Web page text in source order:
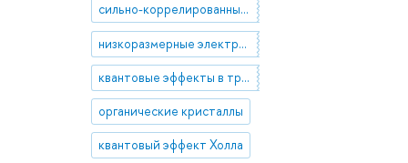
сильно-коррелированные электроны в полупроводниках и металлах
низкоразмерные электронные системы
квантовые эффекты в транспорте заряда
органические кристаллы
квантовый эффект Холла